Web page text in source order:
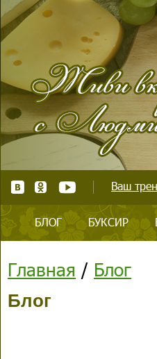
Ваш
БЛОГ БУКСИР
Главная / Блог
Блог